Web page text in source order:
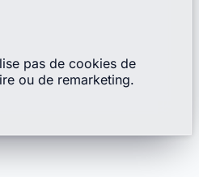
pas de cookies de
ou de remarketing.